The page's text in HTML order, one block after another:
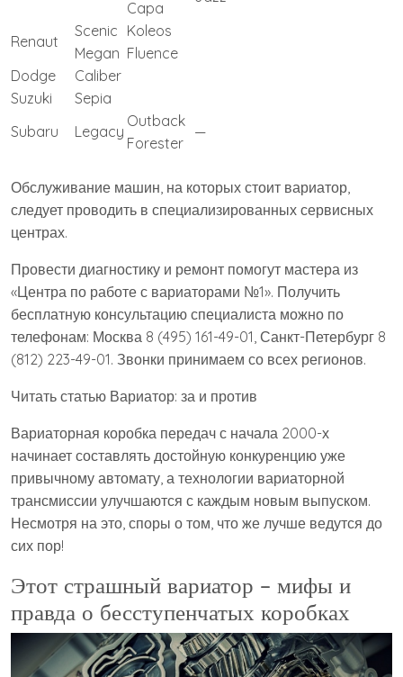
Capa
Renaut
Scenic
Megan
Koleos
Fluence
Dodge
Caliber
Suzuki
Sepia
Subaru
Legacy
Outback
Forester
—
Обслуживание машин, на которых стоит вариатор,
следует проводить в специализированных сервисных
центрах.
Провести диагностику и ремонт помогут мастера из
«Центра по работе с вариаторами №1». Получить
бесплатную консультацию специалиста можно по
телефонам: Москва 8 (495) 161-49-01, Санкт-Петербург 8
(812) 223-49-01. Звонки принимаем со всех регионов.
Читать статью Вариатор: за и против
Вариаторная коробка передач с начала 2000-х
начинает составлять достойную конкуренцию уже
привычному автомату, а технологии вариаторной
трансмиссии улучшаются с каждым новым выпуском.
Несмотря на это, споры о том, что же лучше ведутся до
сих пор!
Этот страшный вариатор – мифы и
правда о бесступенчатых коробках